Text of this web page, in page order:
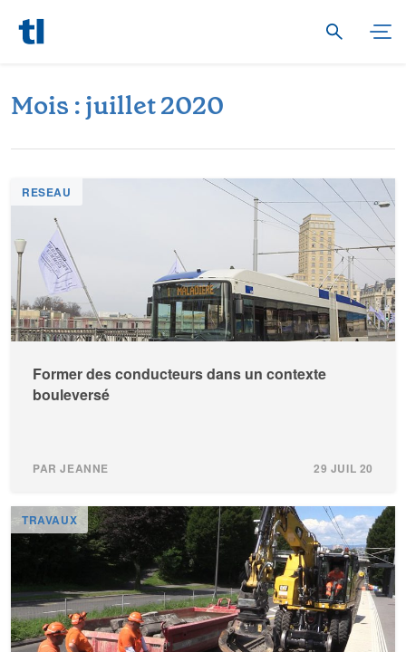
Mois :juillet2020
RESEAU
Former des conducteurs dans un contexte
bouleversé
PAR JEANNE 29 JUIL 20
TRAVAUX